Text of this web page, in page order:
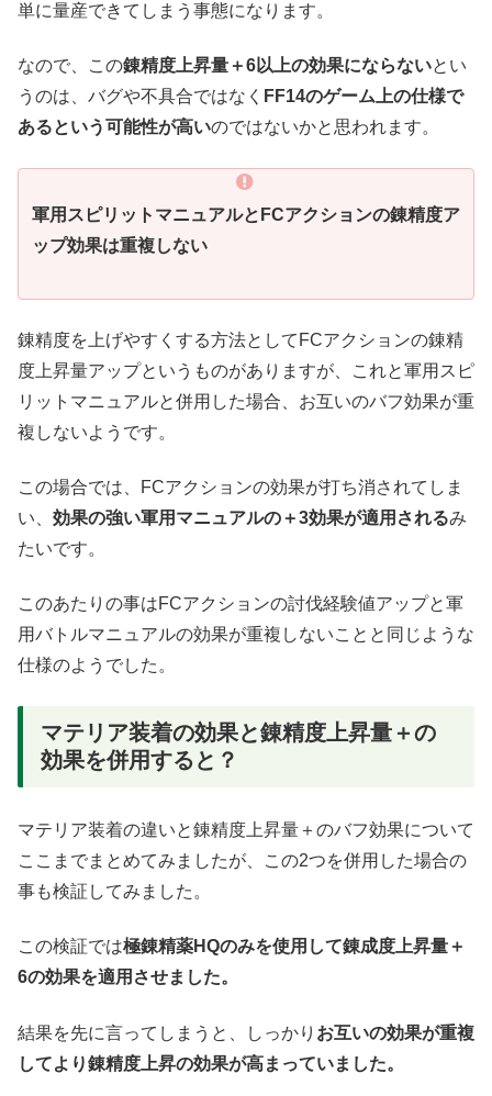
単に量産できてしまう事態になります。
なので、この錬精度上昇量＋6以上の効果にならないとい
うのは、バグや不具合ではなく FF14のゲーム上の仕様で
あるという可能性が高いのではないかと思われます。
軍用スピリットマニュアルとFCアクションの錬精度ア
ップ効果は重複しない
錬精度を上げやすくする方法としてFCアクションの錬精
度上昇量アップというものがありますが、これと軍用スピ
リットマニュアルと併用した場合、お互いのバフ効果が重
複しないようです。
この場合では、FCアクションの効果が打ち消されてしま
い、 効果の強い軍用マニュアルの＋3効果が適用されるみ
たいです。
このあたりの事はFCアクションの討伐経験値アップと軍
用バトルマニュアルの効果が重複しないことと同じような
仕様のようでした。
マテリア装着の効果と錬精度上昇量＋の
効果を併用すると？
マテリア装着の違いと錬精度上昇量＋のバフ効果について
ここまでまとめてみましたが、この2つを併用した場合の
事も検証してみました。
この検証では極錬精薬HQのみを使用して錬成度上昇量＋
6の効果を適用させました。
結果を先に言ってしまうと、しっかり お互いの効果が重複
してより錬精度上昇の効果が高まっていました。